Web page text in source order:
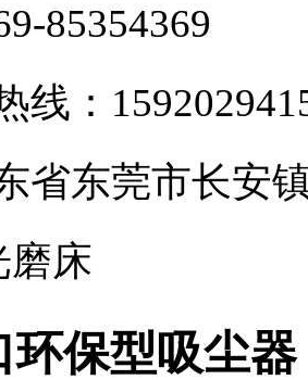
85354369
线：
省东莞市长安
磨床
环保型吸尘器